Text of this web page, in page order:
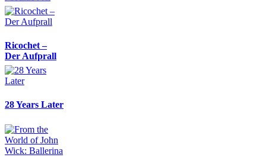
Ricochet –
Der Aufprall
28 Years Later